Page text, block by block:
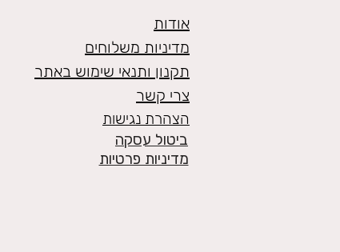
אודות
מדיניות משלוחים
תקנון ותנאי שימוש באתר
צרי קשר
הצהרת נגישות
מדיניות פרטיות
ביטול עסקה